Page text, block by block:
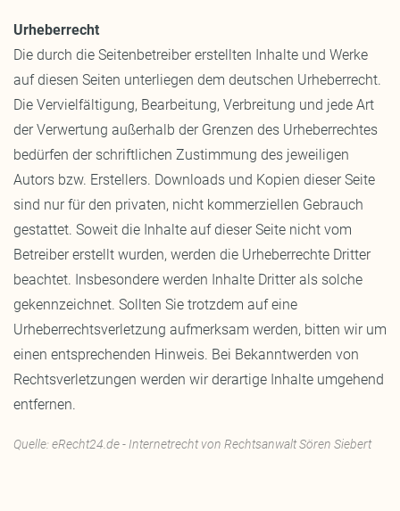
Urheberrecht
Die durch die Seitenbetreiber erstellten Inhalte und Werke
auf diesen Seiten unterliegen dem deutschen Urheberrecht.
Die Vervielfältigung, Bearbeitung, Verbreitung und jede Art
der Verwertung außerhalb der Grenzen des Urheberrechtes
bedürfen der schriftlichen Zustimmung des jeweiligen
Autors bzw. Erstellers. Downloads und Kopien dieser Seite
sind nur für den privaten, nicht kommerziellen Gebrauch
gestattet. Soweit die Inhalte auf dieser Seite nicht vom
Betreiber erstellt wurden, werden die Urheberrechte Dritter
beachtet. Insbesondere werden Inhalte Dritter als solche
gekennzeichnet. Sollten Sie trotzdem auf eine
Urheberrechtsverletzung aufmerksam werden, bitten wir um
einen entsprechenden Hinweis. Bei Bekanntwerden von
Rechtsverletzungen werden wir derartige Inhalte umgehend
entfernen.
Quelle: eRecht24.de - Internetrecht von Rechtsanwalt Sören Siebert